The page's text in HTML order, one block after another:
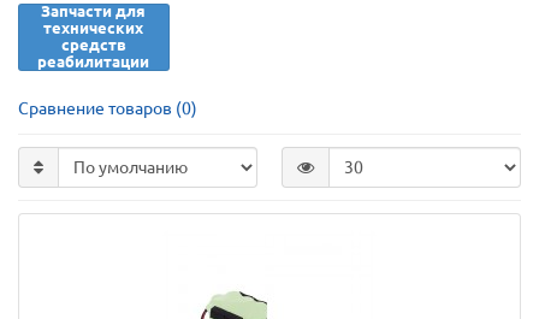
Запчасти для
технических
средств
реабилитации
Сравнение товаров (0)